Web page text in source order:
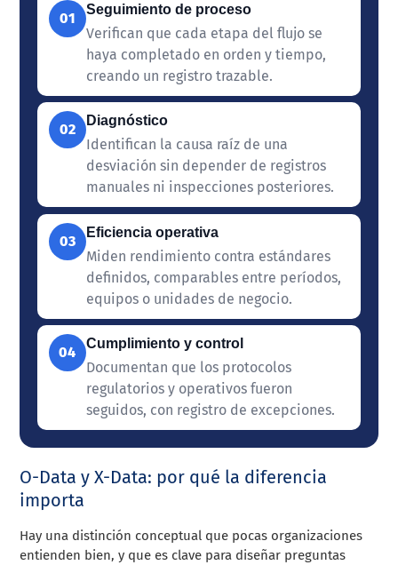
01
Seguimiento de proceso
Verifican que cada etapa del flujo se
haya completado en orden y tiempo,
creando un registro trazable.
02
Diagnóstico
Identifican la causa raíz de una
desviación sin depender de registros
manuales ni inspecciones posteriores.
03
Eficiencia operativa
Miden rendimiento contra estándares
definidos, comparables entre períodos,
equipos o unidades de negocio.
04
Cumplimiento y control
Documentan que los protocolos
regulatorios y operativos fueron
seguidos, con registro de excepciones.
O-Data y X-Data: por qué la diferencia
importa
Hay una distinción conceptual que pocas organizaciones
entienden bien, y que es clave para diseñar preguntas